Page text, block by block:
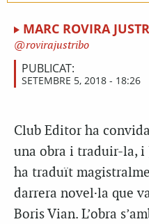
MARC ROVIRA
rovirajustribo
PUBLICAT:
SETEMBRE 5, 2018 - 18:26
Club Editor ha
una obra i traduir-la,
ha traduït
darrera novel·la que
Boris Vian. L’obra